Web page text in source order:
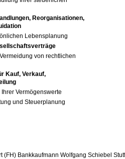
Reorganisationen,
Lebensplanung
von rechtlichen
Kauf, Verkauf,
Vermögenswerte
und Steuerplanung
(FH) Bankkaufmann Wolfgang Schiebel